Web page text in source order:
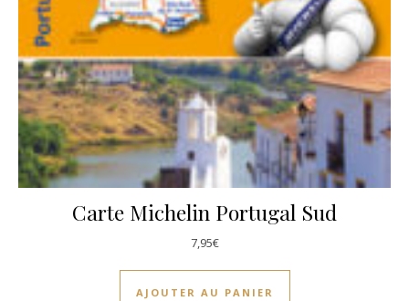
Carte Michelin Portugal Sud
7,95€
AJOUTER AU PANIER